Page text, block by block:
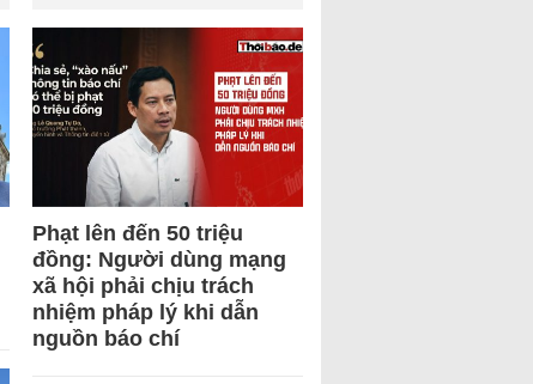
Phạt lên đến 50 triệu
đồng: Người dùng mạng
xã hội phải chịu trách
nhiệm pháp lý khi dẫn
nguồn báo chí